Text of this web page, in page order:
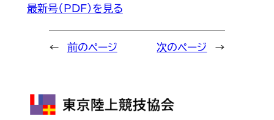
最新号（PDF）を見る
← 前のページ 次のページ →